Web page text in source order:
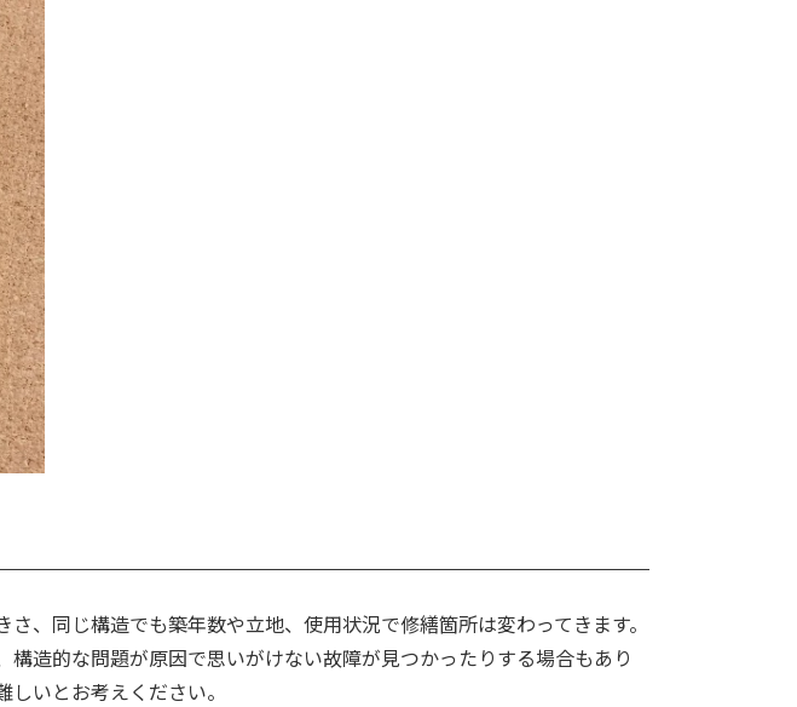
、同じ構造でも築年数や立地、使用状況で修繕箇所は変わってきます。
造的な問題が原因で思いがけない故障が見つかったりする場合もあり
いとお考えください。